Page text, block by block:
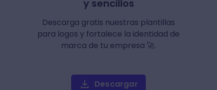
y sencillos
Descarga gratis nuestras plantillas
para logos y fortalece la identidad de
marca de tu empresa 🚀.
Descargar